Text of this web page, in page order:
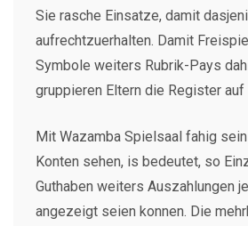
Sie rasche Einsatze, damit
aufrechtzuerhalten. Damit
Symbole weiters Rubrik-Pays
gruppieren Eltern die Register auf
Mit Wazamba Spielsaal fahig
Konten sehen, is bedeutet, so
Guthaben weiters Auszahlungen
angezeigt seien konnen. Die